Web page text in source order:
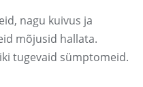
nagu kuivus ja
mõjusid hallata.
tugevaid sümptomeid.